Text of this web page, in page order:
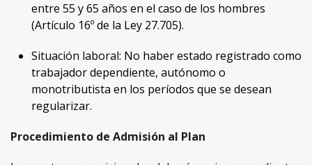
entre 55 y 65 años en el caso de los hombres
(Artículo 16º de la Ley 27.705).
Situación laboral: No haber estado registrado como
trabajador dependiente, autónomo o
monotributista en los períodos que se desean
regularizar.
Procedimiento de Admisión al Plan